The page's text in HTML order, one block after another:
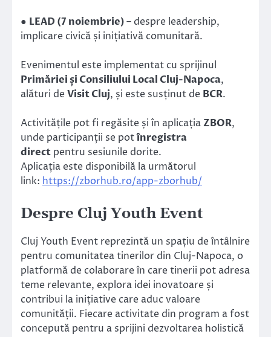
● LEAD (7 noiembrie)– despre leadership,
implicare civică și inițiativă comunitară.
Evenimentul este implementat cu sprijinul
Primăriei și Consiliului Local Cluj-Napoca,
alături deVisit Cluj, și este susținut de BCR.
Activitățile pot fi regăsite și în aplicațiaZBOR,
unde participanții se potînregistra
direct pentru sesiunile dorite.
Aplicația este disponibilă la următorul
link: https://zborhub.ro/app-zborhub/
Despre Cluj Youth Event
Cluj Youth Event reprezintă un spațiu de întâlnire
pentru comunitatea tinerilor din Cluj-Napoca, o
platformă de colaborare în care tinerii pot adresa
teme relevante, explora idei inovatoare și
contribui la inițiative care aduc valoare
comunității. Fiecare activitate din program a fost
concepută pentru a sprijini dezvoltarea holistică